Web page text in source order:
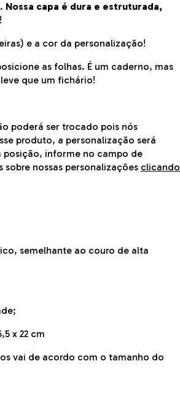
Nossa capa é dura e estruturada,
e a cor da personalização!
as folhas. É um caderno, mas
que um fichário!
poderá ser trocado pois nós
produto, a personalização será
informe no campo de
nossas personalizações clicando
semelhante ao couro de alta
x 22 cm
vai de acordo com o tamanho do